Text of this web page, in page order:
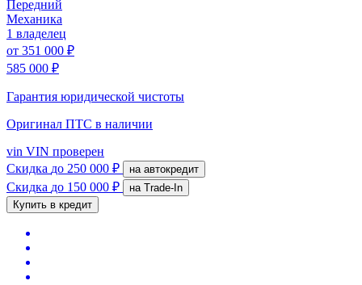
Передний
Механика
1 владелец
от 351 000 ₽
585 000 ₽
Гарантия юридической чистоты
Оригинал ПТС в наличии
vin VIN проверен
Скидка до 250 000 ₽ на автокредит
Скидка до 150 000 ₽
на Trade-In
Купить в кредит